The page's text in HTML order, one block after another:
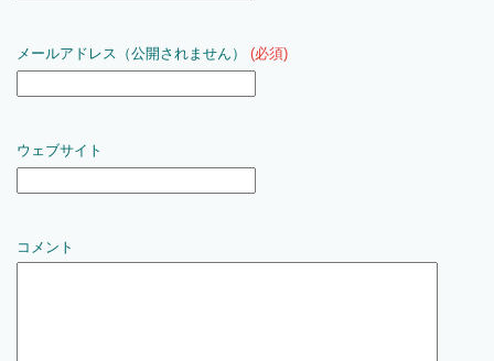
メールアドレス（公開されません） (必須)
ウェブサイト
コメント